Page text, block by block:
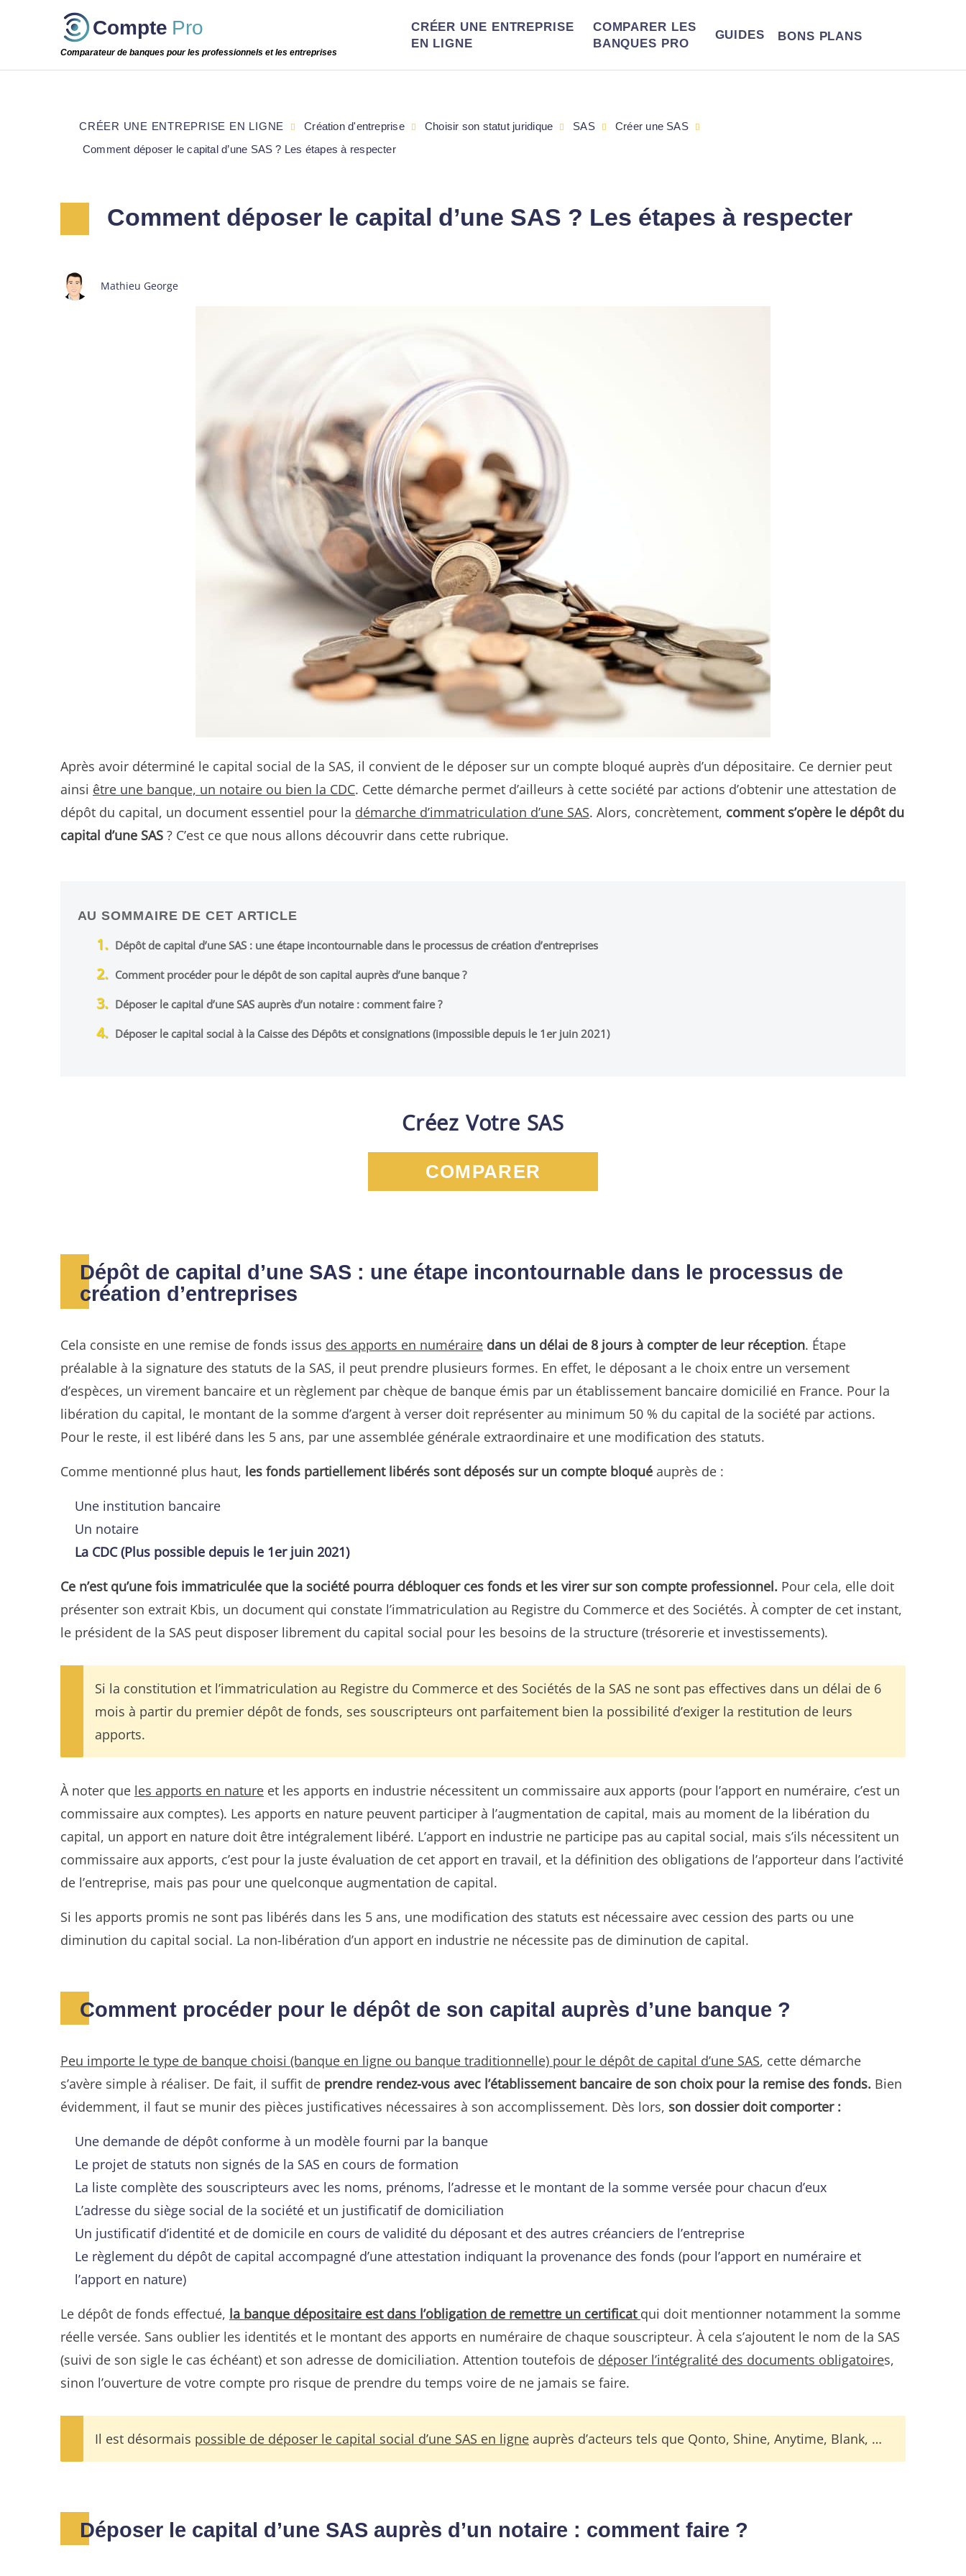
Compte Pro
Comparateur de banques pour les professionnels et les entreprises
CRÉER UNE ENTREPRISE
EN LIGNE
COMPARER LES
BANQUES PRO
GUIDES BONS PLANS
Comment déposer le capital d’une SAS ? Les étapes à respecter
Mathieu George
Après avoir déterminé le capital social de la SAS, il convient de le déposer sur un compte bloqué auprès d’un dépositaire. Ce dernier peut
ainsi être une banque, un notaire ou bien la CDC. Cette démarche permet d’ailleurs à cette société par actions d’obtenir une attestation de
dépôt du capital, un document essentiel pour la démarche d’immatriculation d’une SAS. Alors, concrètement, comment s’opère le dépôt du
capital d’une SAS ? C’est ce que nous allons découvrir dans cette rubrique.
AU SOMMAIRE DE CET ARTICLE
Dépôt de capital d’une SAS : une étape incontournable dans le processus de création d’entreprises
Comment procéder pour le dépôt de son capital auprès d’une banque ?
Déposer le capital d’une SAS auprès d’un notaire : comment faire ?
Déposer le capital social à la Caisse des Dépôts et consignations (impossible depuis le 1er juin 2021)
Créez Votre SAS
COMPARER
Dépôt de capital d’une SAS : une étape incontournable dans le processus de
création d’entreprises
Cela consiste en une remise de fonds issus des apports en numéraire dans un délai de 8 jours à compter de leur réception. Étape
préalable à la signature des statuts de la SAS, il peut prendre plusieurs formes. En effet, le déposant a le choix entre un versement
d’espèces, un virement bancaire et un règlement par chèque de banque émis par un établissement bancaire domicilié en France. Pour la
libération du capital, le montant de la somme d’argent à verser doit représenter au minimum 50 % du capital de la société par actions.
Pour le reste, il est libéré dans les 5 ans, par une assemblée générale extraordinaire et une modification des statuts.
Comme mentionné plus haut, les fonds partiellement libérés sont déposés sur un compte bloqué auprès de :
Une institution bancaire
Un notaire
La CDC (Plus possible depuis le 1er juin 2021)
Ce n’est qu’une fois immatriculée que la société pourra débloquer ces fonds et les virer sur son compte professionnel. Pour cela, elle doit
présenter son extrait Kbis, un document qui constate l’immatriculation au Registre du Commerce et des Sociétés. À compter de cet instant,
le président de la SAS peut disposer librement du capital social pour les besoins de la structure (trésorerie et investissements).
Si la constitution et l’immatriculation au Registre du Commerce et des Sociétés de la SAS ne sont pas effectives dans un délai de 6
mois à partir du premier dépôt de fonds, ses souscripteurs ont parfaitement bien la possibilité d’exiger la restitution de leurs
apports.
À noter que les apports en nature et les apports en industrie nécessitent un commissaire aux apports (pour l’apport en numéraire, c’est un
commissaire aux comptes). Les apports en nature peuvent participer à l’augmentation de capital, mais au moment de la libération du
capital, un apport en nature doit être intégralement libéré. L’apport en industrie ne participe pas au capital social, mais s’ils nécessitent un
commissaire aux apports, c’est pour la juste évaluation de cet apport en travail, et la définition des obligations de l’apporteur dans l’activité
de l’entreprise, mais pas pour une quelconque augmentation de capital.
Si les apports promis ne sont pas libérés dans les 5 ans, une modification des statuts est nécessaire avec cession des parts ou une
diminution du capital social. La non-libération d’un apport en industrie ne nécessite pas de diminution de capital.
Comment procéder pour le dépôt de son capital auprès d’une banque ?
Peu importe le type de banque choisi (banque en ligne ou banque traditionnelle) pour le dépôt de capital d’une SAS, cette démarche
s’avère simple à réaliser. De fait, il suffit de prendre rendez-vous avec l’établissement bancaire de son choix pour la remise des fonds. Bien
évidemment, il faut se munir des pièces justificatives nécessaires à son accomplissement. Dès lors, son dossier doit comporter :
Une demande de dépôt conforme à un modèle fourni par la banque
Le projet de statuts non signés de la SAS en cours de formation
La liste complète des souscripteurs avec les noms, prénoms, l’adresse et le montant de la somme versée pour chacun d’eux
L’adresse du siège social de la société et un justificatif de domiciliation
Un justificatif d’identité et de domicile en cours de validité du déposant et des autres créanciers de l’entreprise
Le règlement du dépôt de capital accompagné d’une attestation indiquant la provenance des fonds (pour l’apport en numéraire et
l’apport en nature)
Le dépôt de fonds effectué, la banque dépositaire est dans l’obligation de remettre un certificat qui doit mentionner notamment la somme
réelle versée. Sans oublier les identités et le montant des apports en numéraire de chaque souscripteur. À cela s’ajoutent le nom de la SAS
(suivi de son sigle le cas échéant) et son adresse de domiciliation. Attention toutefois de déposer l’intégralité des documents obligatoires,
sinon l’ouverture de votre compte pro risque de prendre du temps voire de ne jamais se faire.
Il est désormais possible de déposer le capital social d’une SAS en ligne auprès d’acteurs tels que Qonto, Shine, Anytime, Blank, …
Déposer le capital d’une SAS auprès d’un notaire : comment faire ?
CRÉER UNE ENTREPRISE EN LIGNE Création d'entreprise Choisir son statut juridique SAS
Créer une SAS
Comment déposer le capital d’une SAS ? Les étapes à respecter